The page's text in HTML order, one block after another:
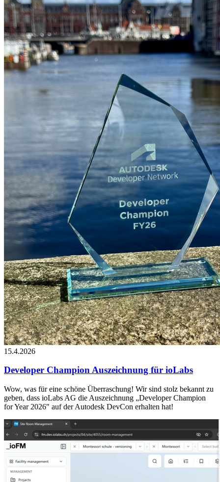
15.4.2026
Developer Champion Auszeichnung für ioLabs
Wow, was für eine schöne Überraschung! Wir sind stolz bekannt zu
geben, dass ioLabs AG die Auszeichnung „Developer Champion
for Year 2026" auf der Autodesk DevCon erhalten hat!